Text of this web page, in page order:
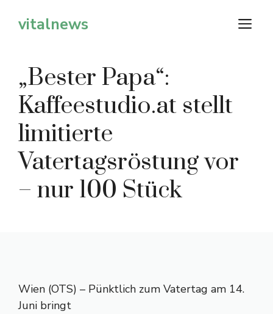
Inhaltvitalnews
„Bester Papa“:
Kaffeestudio.at stellt
limitierte
Vatertagsröstung vor
– nur 100 Stück
Wien (OTS) – Pünktlich zum Vatertag am 14.
Juni bringt